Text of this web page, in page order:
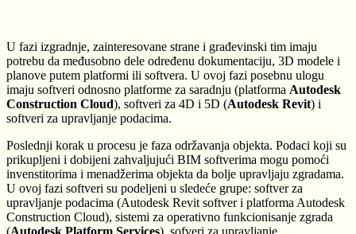
U fazi izgradnje, zainteresovane strane i građevinski tim imaju
potrebu da međusobno dele određenu dokumentaciju, 3D modele i
planove putem platformi ili softvera. U ovoj fazi posebnu ulogu
imaju softveri odnosno platforme za saradnju (platforma Autodesk
Construction Cloud), softveri za 4D i 5D (Autodesk Revit) i
softveri za upravljanje podacima.
Poslednji korak u procesu je faza održavanja objekta. Podaci koji su
prikupljeni i dobijeni zahvaljujući BIM softverima mogu pomoći
invenstitorima i menadžerima objekta da bolje upravljaju zgradama.
U ovoj fazi softveri su podeljeni u sledeće grupe: softver za
upravljanje podacima (Autodesk Revit softver i platforma Autodesk
Construction Cloud), sistemi za operativno funkcionisanje zgrada
(Autodesk Platform Services), sofveri za upravljanje